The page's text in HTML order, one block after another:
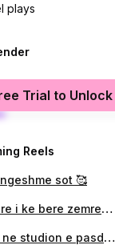
plays
Trial to Unlock
Reels
sot 🥰
Oh Eran, cfare i ke bere zemres sime 🥹🙏🏼 #love #son #blessed #moments
Cdo lot i joti ne studion e pasdites apo zeri qe te dridhej me ka keputur shpirtin, sepse ndjeshmeria jote eshte aq frymezuese sa fjalet mungojne. Gersi eshte shpallur nje nder 10 notaret me te mire ne kampionatin nderkombetar te notit per personat me aftesi te kufizuara. Pelqen shume kercimin dhe punon ne nje dyqan pjesen me te madhe te dites! Mirenjohese ndaj teje qe cdo dite me historine tende deshmon forcen e dashurise, mbi gjithcka! Cfare shembulli qe je o Kampion!!!🙏🏼❤️